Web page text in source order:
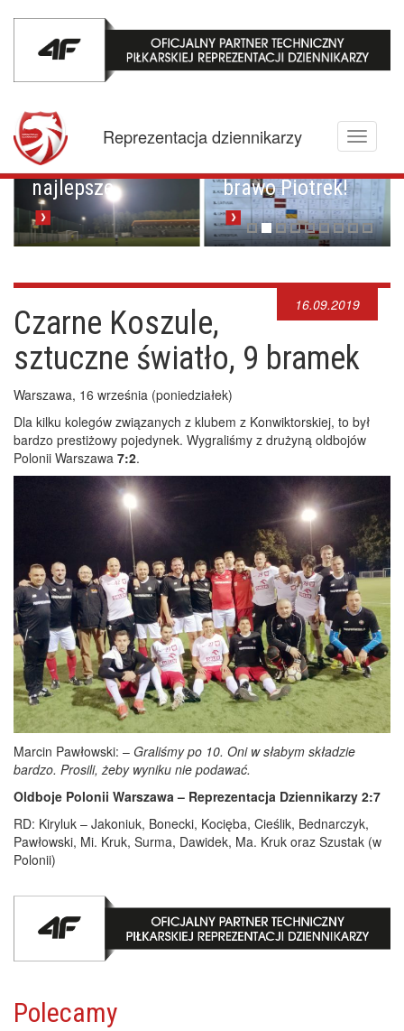
Toggle
Reprezentacja dziennikarzy
Mistrzowskie
karne z
Pucharowa
przygoda trwa w
najlepsze
Brawo Lenkija,
brawo Piotrek!
16.09.2019
Czarne Koszule,
sztuczne światło, 9 bramek
Warszawa, 16 września (poniedziałek)
Dla kilku kolegów związanych z klubem z Konwiktorskiej, to był
bardzo prestiżowy pojedynek. Wygraliśmy z drużyną oldbojów
Polonii Warszawa 7:2.
Marcin Pawłowski: – Graliśmy po 10. Oni w słabym składzie
bardzo. Prosili, żeby wyniku nie podawać.
Oldboje Polonii Warszawa – Reprezentacja Dziennikarzy 2:7
RD: Kiryluk – Jakoniuk, Bonecki, Kocięba, Cieślik, Bednarczyk,
Pawłowski, Mi. Kruk, Surma, Dawidek, Ma. Kruk oraz Szustak (w
Polonii)
Polecamy